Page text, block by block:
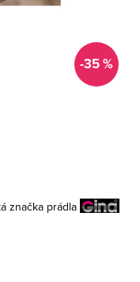
-35 %
značka prádla